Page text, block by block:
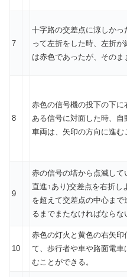
7
十字路の交差点に涼しか
って左折をした時、左折
は赤色であったが、そのま
8
赤色の信号機の投下の下
ある信号に対面した時、
車両は、矢印の方向に進む
9
赤の信号の塔から点滅し
直進↑あり)交差点を右折し
を超えて交差点の中心ま
るまでまたなければならな
10
赤色の灯火と黄色の右矢
て、歩行者や車や路面電
むことができる。